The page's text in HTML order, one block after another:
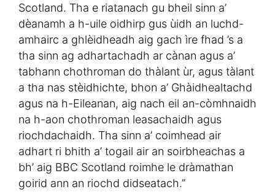
Scotland. Tha e riatanach gu bheil sinn a’
dèanamh a h-uile oidhirp gus ùidh an luchd-
amhairc a ghlèidheadh aig gach ìre fhad ’s a
tha sinn ag adhartachadh ar cànan agus a’
tabhann chothroman do thàlant ùr, agus tàlant
a tha nas stèidhichte, bhon a’ Ghàidhealtachd
agus na h-Eileanan, aig nach eil an-còmhnaidh
na h-aon chothroman leasachaidh agus
riochdachaidh. Tha sinn a’ coimhead air
adhart ri bhith a’ togail air an soirbheachas a
bh’ aig BBC Scotland roimhe le dràmathan
goirid ann an riochd didseatach.”